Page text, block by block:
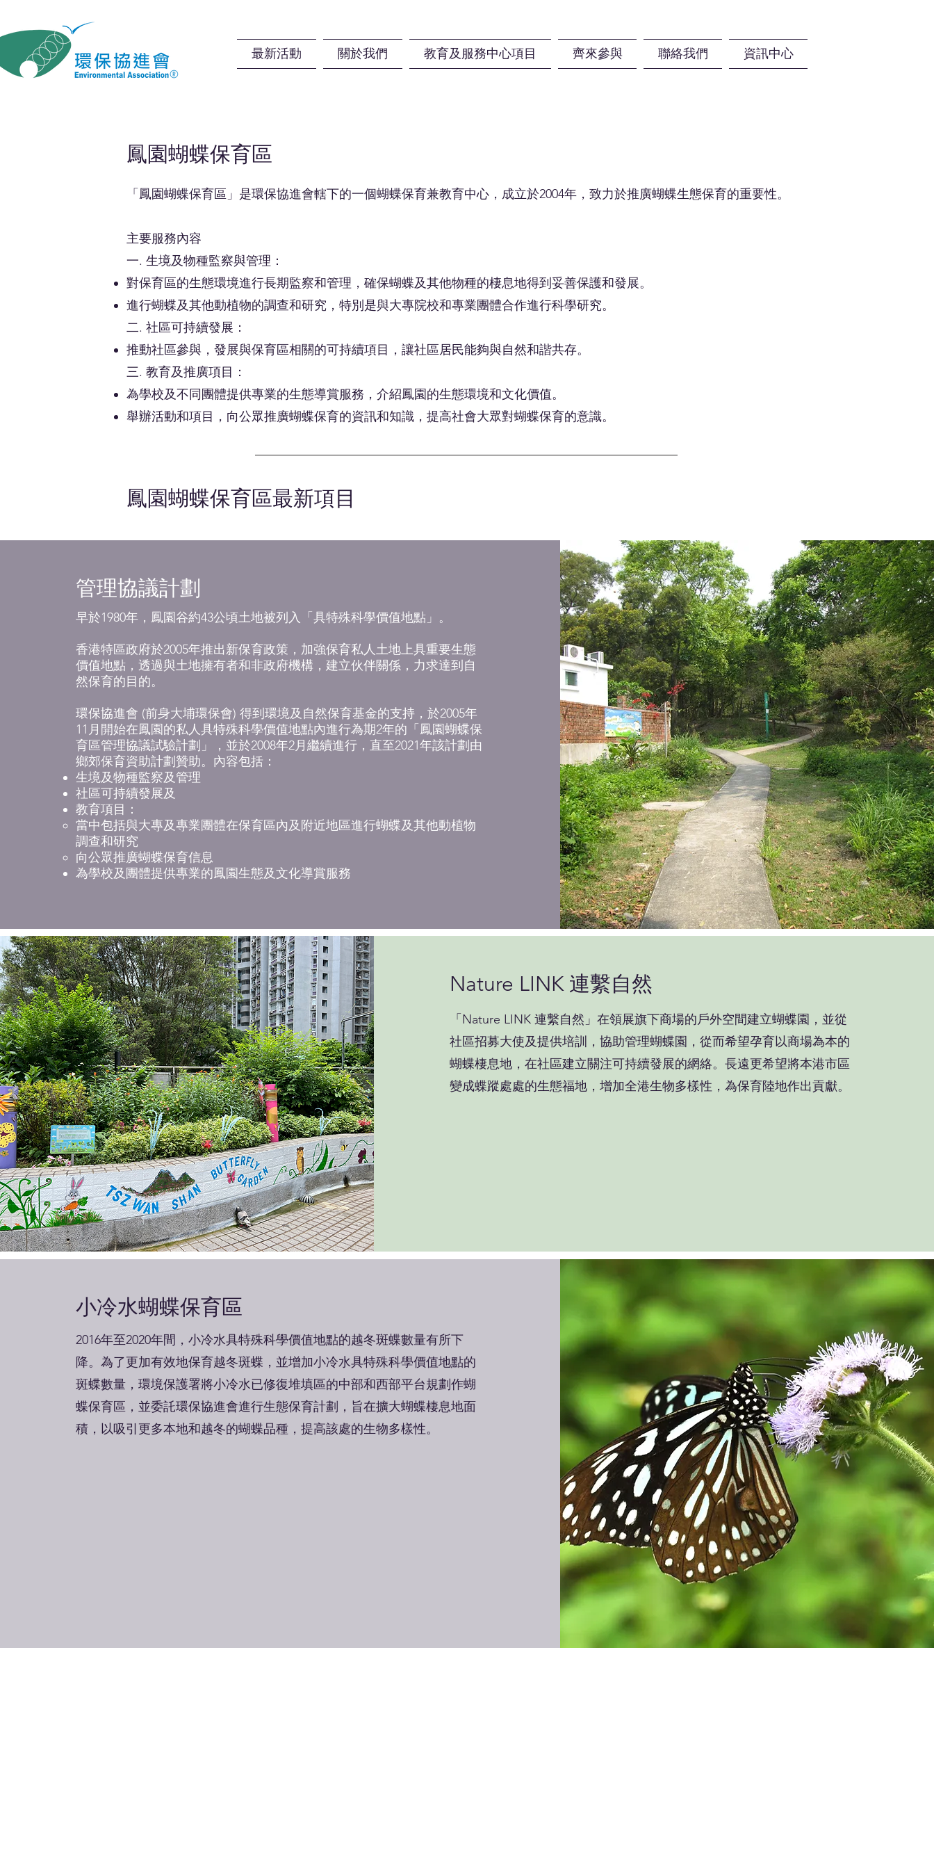
最新活動 關於我們 教育及服務中心項目 齊來參與 聯絡我們 資訊中心
鳳園蝴蝶保育區
「 鳳園蝴蝶保育區」是環保協進會轄下的一個蝴蝶保育兼教育中心，成立於2004年，致力於推廣蝴蝶生態保育的重要性。
主要服務內容
一. 生境及物種監察與管理：
對保育區的生態環境進行長期監察和管理，確保蝴蝶及其他物種的棲息地得到妥善保護和發展。
進行蝴蝶及其他動植物的調查和研究，特別是與大專院校和專業團體合作進行科學研究。
二. 社區可持續發展：
推動社區參與，發展與保育區相關的可持續項目，讓社區居民能夠與自然和諧共存。
三. 教育及推廣項目：
為學校及不同團體提供專業的生態導賞服務，介紹鳳園的生態環境和文化價值。
舉辦活動和項目，向公眾推廣蝴蝶保育的資訊和知識，提高社會大眾對蝴蝶保育的意識。
鳳園蝴蝶保育區最新項目
管理協議計劃
早於1980年，鳳園谷約43公頃土地被列入「具特殊科學價值地點」。
香港特區政府於2005年推出新保育政策，加強保育私人土地上具重要生態
價值地點，透過與土地擁有者和非政府機構，建立伙伴關係，力求達到自
然保育的目的。
環保協進會 (前身大埔環保會) 得到環境及自然保育基金的支持，於2005年
11月開始在鳳園的私人具特殊科學價值地點內進行為期2年的「鳳園蝴蝶保
育區管理協議試驗計劃」，並於2008年2月繼續進行，直至2021年該計劃由
鄉郊保育資助計劃贊助。內容包括：
生境及物種監察及管理
社區可持續發展及
教育項目：
當中包括與大專及專業團體在保育區內及附近地區進行蝴蝶及其他動植物
調查和研究
向公眾推廣蝴蝶保育信息
為學校及團體提供專業的鳳園生態及文化導賞服務
Nature LINK 連繫自然
「Nature LINK 連繫自然」在領展旗下商場的戶外空間建立蝴蝶園，並從
社區招募大使及提供培訓，協助管理蝴蝶園，從而希望孕育以商場為本的
蝴蝶棲息地，在社區建立關注可持續發展的網絡。長遠更希望將本港市區
變成蝶蹤處處的生態福地，增加全港生物多樣性，為保育陸地作出貢獻。
小冷水蝴蝶保育區
2016年至2020年間，小冷水具特殊科學價值地點的越冬斑蝶數量有所下
降。為了更加有效地保育越冬斑蝶，並增加小冷水具特殊科學價值地點的
斑蝶數量，環境保護署將小冷水已修復堆填區的中部和西部平台規劃作蝴
蝶保育區，並委託環保協進會進行生態保育計劃，旨在擴大蝴蝶棲息地面
積，以吸引更多本地和越冬的蝴蝶品種，提高該處的生物多樣性。